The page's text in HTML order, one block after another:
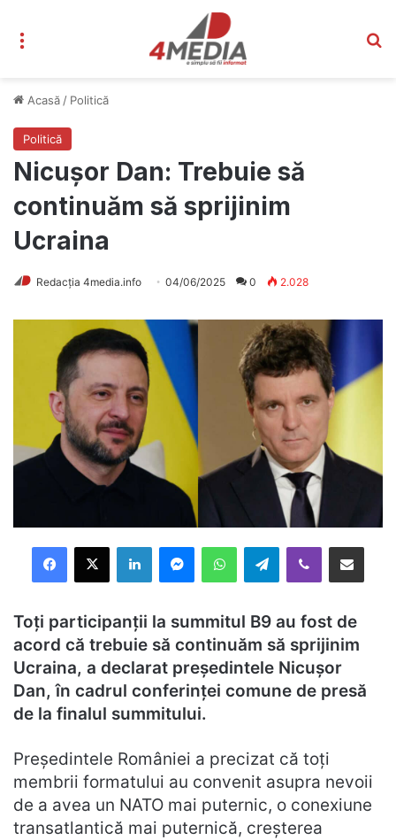
Acasă / Politică
Politică
Nicușor Dan: Trebuie să
continuăm să sprijinim
Ucraina
Redacția 4media.info 04/06/2025 0 2.028
Facebook
X LinkedInMessengerWhatsAppTelegramViber Distribuie prin mail
Toți participanții la summitul B9 au fost de
acord că trebuie să continuăm să sprijinim
Ucraina, a declarat președintele Nicușor
Dan, în cadrul conferinței comune de presă
de la finalul summitului.
Președintele României a precizat că toți
membrii formatului au convenit asupra nevoii
de a avea un NATO mai puternic, o conexiune
transatlantică mai puternică, creșterea